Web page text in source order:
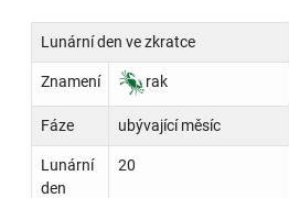
Lunární den ve zkratce
Znamení rak
Fáze ubývající měsíc
Lunární
den
20